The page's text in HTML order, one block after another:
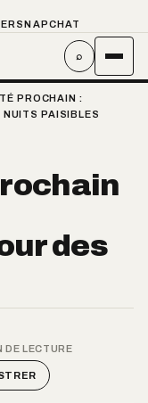
SNAPCHAT
⌕
PROCHAIN :
NUITS PAISIBLES
des
DE LECTURE